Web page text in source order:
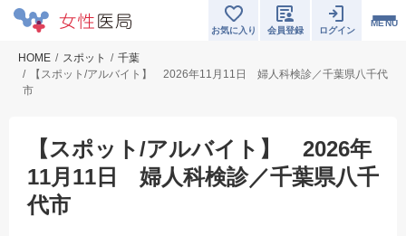
MENU
お気に入り 会員登録 ログイン
HOME スポット
千葉
【スポット/アルバイト】 2026年11月11日 婦人科検診／千葉県八千代
市
【スポット/アルバイト】 2026年
11月11日 婦人科検診／千葉県八千
代市